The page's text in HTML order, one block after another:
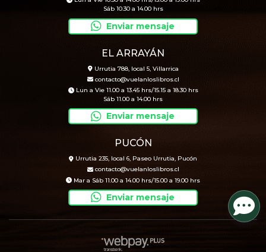
Sáb 10.30 a 14.00 hrs
Enviar mensaje
EL ARRAYÁN
Urrutia 788, local 5, Villarrica
contacto@vuelanloslibros.cl
Lun a Vie 11.00 a 13.45 hrs/15.15 a 18.30 hrs
Sáb 11.00 a 14.00 hrs
Enviar mensaje
PUCÓN
Urrutia 235, local 6, Paseo Urrutia, Pucón
contacto@vuelanloslibros.cl
Mar a Sáb 11.00 a 14.00 hrs/15.00 a 19.00 hrs
Enviar mensaje